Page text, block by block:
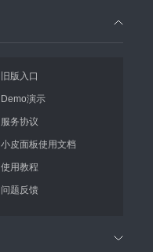
旧版入口
Demo演示
服务协议
小皮面板使用文档
使用教程
问题反馈